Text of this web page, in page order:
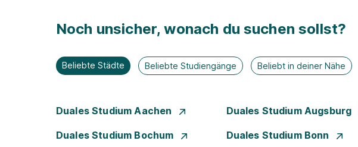
Noch unsicher, wonach du suchen sollst?
Beliebte Städte Beliebte Studiengänge Beliebt in deiner Nähe
Duales Studium Aachen Duales Studium Augsburg
Duales Studium Bochum Duales Studium Bonn